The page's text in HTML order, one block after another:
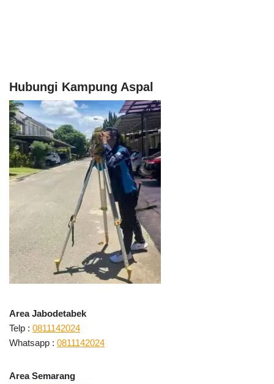
Hubungi Kampung Aspal
Area Jabodetabek
Telp : 0811142024
Whatsapp : 0811142024
Area Semarang